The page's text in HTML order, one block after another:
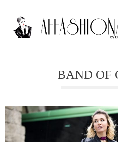
FASHION
BAND OF